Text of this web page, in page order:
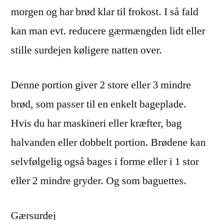
morgen og har brød klar til frokost. I så fald
kan man evt. reducere gærmængden lidt eller
stille surdejen køligere natten over.
Denne portion giver 2 store eller 3 mindre
brød, som passer til en enkelt bageplade.
Hvis du har maskineri eller kræfter, bag
halvanden eller dobbelt portion. Brødene kan
selvfølgelig også bages i forme eller i 1 stor
eller 2 mindre gryder. Og som baguettes.
Gærsurdej